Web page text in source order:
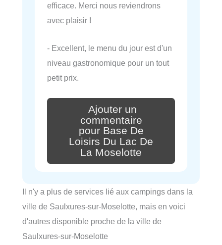
efficace. Merci nous reviendrons
avec plaisir !
- Excellent, le menu du jour est d'un
niveau gastronomique pour un tout
petit prix.
Ajouter un
commentaire
pour Base De
Loisirs Du Lac De
La Moselotte
Il n'y a plus de services lié aux campings dans la
ville de Saulxures-sur-Moselotte, mais en voici
d'autres disponible proche de la ville de
Saulxures-sur-Moselotte